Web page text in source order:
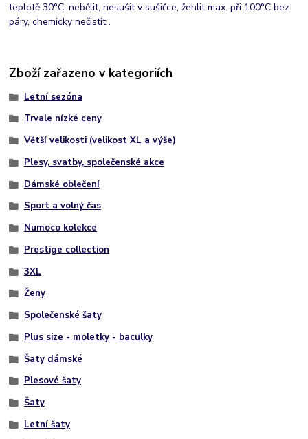
teplotě 30°C, nebělit, nesušit v sušičce, žehlit max. při 100°C bez
páry, chemicky nečistit .
Zboží zařazeno v kategoriích
Letní sezóna
Trvale nízké ceny
Větší velikosti (velikost XL a výše)
Plesy, svatby, společenské akce
Dámské oblečení
Sport a volný čas
Numoco kolekce
Prestige collection
3XL
Ženy
Společenské šaty
Plus size - moletky - baculky
Šaty dámské
Plesové šaty
Šaty
Letní šaty